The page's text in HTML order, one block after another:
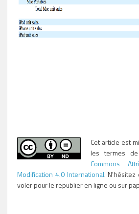
Cet article est
les termes
Commons
Modification 4.0 International. N'hésitez
voler pour le republier en ligne ou sur